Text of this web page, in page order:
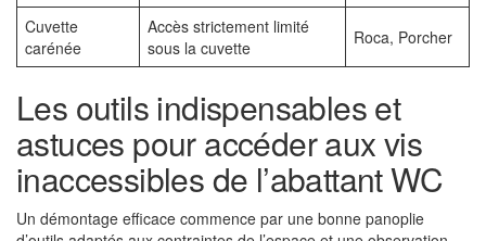
Cuvette
carénée
Accès strictement limité
sous la cuvette
Roca, Porcher
Les outils indispensables et
astuces pour accéder aux vis
inaccessibles de l’abattant WC
Un démontage efficace commence par une bonne panoplie